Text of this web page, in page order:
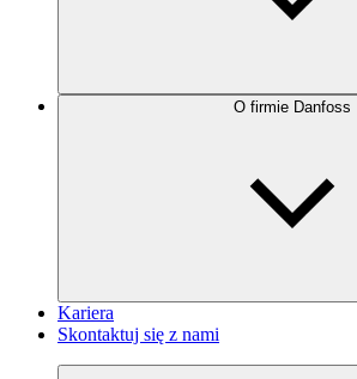
O firmie Danfoss
Kariera
Skontaktuj się z nami